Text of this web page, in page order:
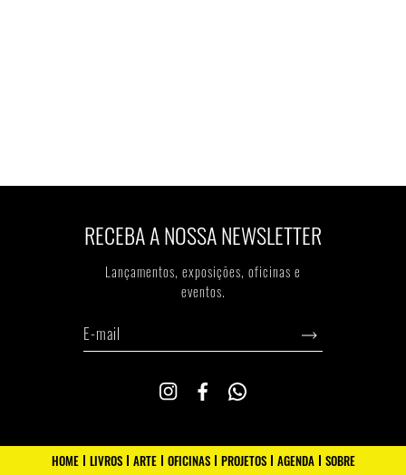
RECEBA A NOSSA NEWSLETTER
Lançamentos, exposiçōes, oficinas e
eventos.
HOME LIVROS ARTE OFICINAS PROJETOS AGENDA SOBRE